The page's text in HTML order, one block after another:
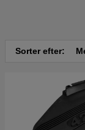
Sorter efter: